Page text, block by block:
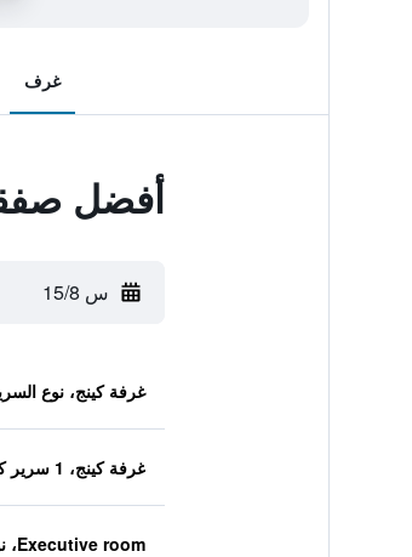
غرف
أفضل
س 15/8
غرفة كينج، نوع
غرفة كينج، 1 سرير كينغ
Executive room، نوع السرير غير معروف